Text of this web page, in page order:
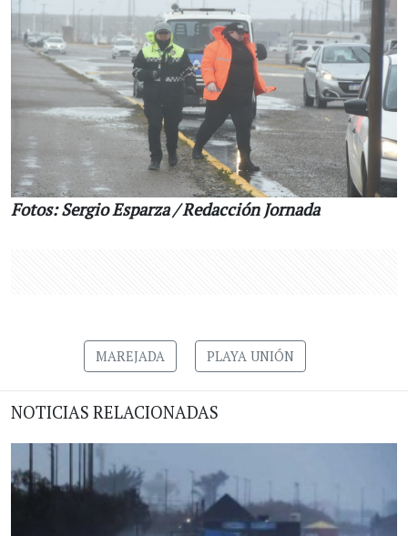
Fotos: Sergio Esparza / Redacción Jornada
MAREJADA PLAYA UNIÓN
NOTICIAS RELACIONADAS